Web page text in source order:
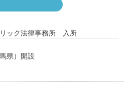
ック法律事務所 入所
県）開設